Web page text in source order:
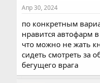
:
Апр 30, 2024
по конкретным
нравится автофарм
что можно не жать
сидеть смотреть за
бегущего врага